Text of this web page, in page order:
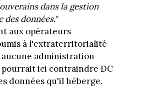
dans la gestion
données."
aux opérateurs
à l'extraterritorialité
administration
ici contraindre DC
données qu'il héberge.